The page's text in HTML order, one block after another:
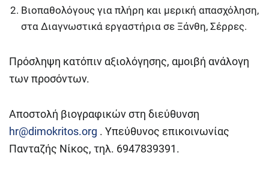
Βιοπαθολόγους για πλήρη και μερική απασχόληση,
στα Διαγνωστικά εργαστήρια σε Ξάνθη, Σέρρες.
Πρόσληψη κατόπιν αξιολόγησης, αμοιβή ανάλογη
των προσόντων.
Αποστολή βιογραφικών στη διεύθυνση
hr@dimokritos.org . Υπεύθυνος επικοινωνίας
Πανταζής Νίκος, τηλ. 6947839391.